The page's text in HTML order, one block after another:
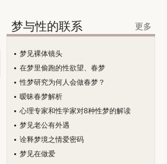
梦与性的联系 更多
梦见裸体镜头
在梦里偷跑的性欲望、春梦
性梦研究为何人会做春梦？
暧昧春梦解析
心理专家和性学家对8种性梦的解读
梦见老公有外遇
诠释梦境之情爱密码
梦见在做爱